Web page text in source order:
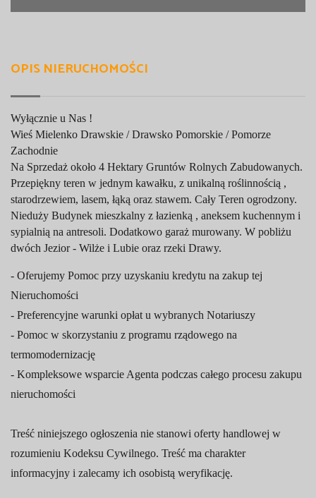
OPIS NIERUCHOMOŚCI
Wyłącznie u Nas !
Wieś Mielenko Drawskie / Drawsko Pomorskie / Pomorze
Zachodnie
Na Sprzedaż około 4 Hektary Gruntów Rolnych Zabudowanych.
Przepiękny teren w jednym kawałku, z unikalną roślinnością ,
starodrzewiem, lasem, łąką oraz stawem. Cały Teren ogrodzony.
Nieduży Budynek mieszkalny z łazienką , aneksem kuchennym i
sypialnią na antresoli. Dodatkowo garaż murowany. W pobliżu
dwóch Jezior - Wilże i Lubie oraz rzeki Drawy.
- Oferujemy Pomoc przy uzyskaniu kredytu na zakup tej
Nieruchomości
- Preferencyjne warunki opłat u wybranych Notariuszy
- Pomoc w skorzystaniu z programu rządowego na
termomodernizację
- Kompleksowe wsparcie Agenta podczas całego procesu zakupu
nieruchomości
Treść niniejszego ogłoszenia nie stanowi oferty handlowej w
rozumieniu Kodeksu Cywilnego. Treść ma charakter
informacyjny i zalecamy ich osobistą weryfikację.